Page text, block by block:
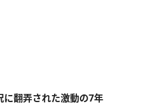
翻弄された激動の7年